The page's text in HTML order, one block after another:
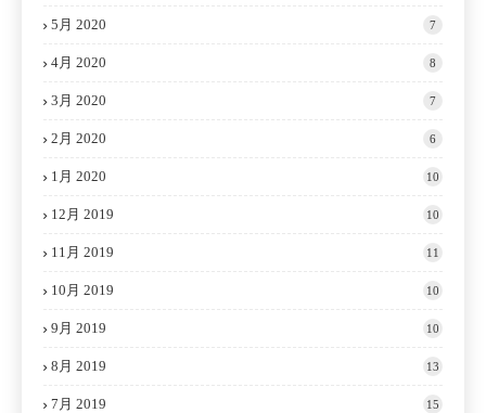
5月 2020 7
4月 2020 8
3月 2020 7
2月 2020 6
1月 2020 10
12月 2019 10
11月 2019 11
10月 2019 10
9月 2019 10
8月 2019 13
7月 2019 15